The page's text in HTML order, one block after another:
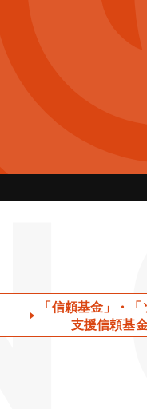
「信頼基金」・
支援信頼基